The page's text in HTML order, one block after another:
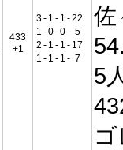
433
+1
3- 1 - 1 -22
1 -0-0- 5
2 - 1 - 1 - 17
1 - 1 - 1 - 7
5